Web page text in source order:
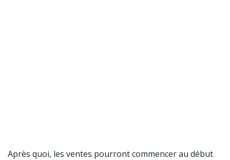
Après quoi, les ventes pourront commencer au début